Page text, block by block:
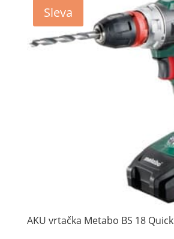
Sleva
AKU vrtačka Metabo BS 18 Quick